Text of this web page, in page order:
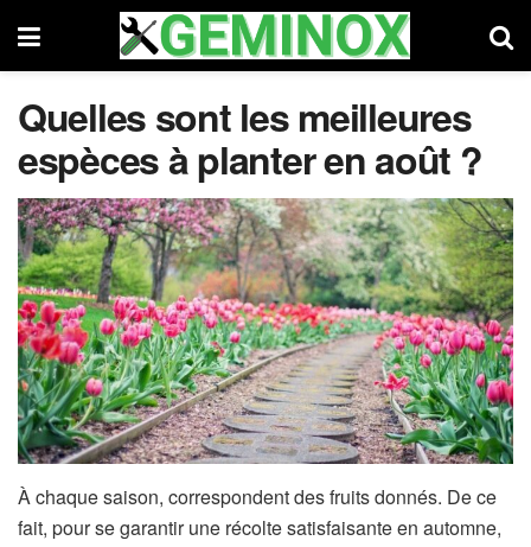
Quelles sont les meilleures
espèces à planter en août ?
À chaque saison, correspondent des fruits donnés. De ce
fait, pour se garantir une récolte satisfaisante en automne,